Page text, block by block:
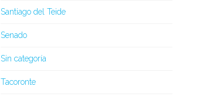
Santiago del Teide
Senado
Sin categoría
Tacoronte